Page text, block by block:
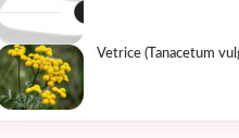
Vetrice (Tanacetum